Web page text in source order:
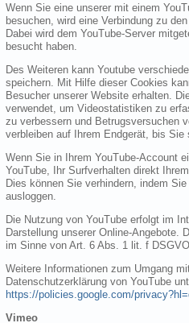
Wenn Sie eine unserer mit einem
besuchen, wird eine Verbindung zu
Dabei wird dem YouTube-Server
besucht haben.
Des Weiteren kann Youtube
speichern. Mit Hilfe dieser Cookies
Besucher unserer Website erhalten.
verwendet, um Videostatistiken zu
zu verbessern und Betrugsversuchen
verbleiben auf Ihrem Endgerät, bis Sie
Wenn Sie in Ihrem YouTube-Account
YouTube, Ihr Surfverhalten direkt
Dies können Sie verhindern, indem
ausloggen.
Die Nutzung von YouTube erfolgt im
Darstellung unserer Online-Angebote.
im Sinne von Art. 6 Abs. 1 lit. f DSGVO
Weitere Informationen zum Umgang
Datenschutzerklärung von YouTube
https://policies.google.com/
Vimeo